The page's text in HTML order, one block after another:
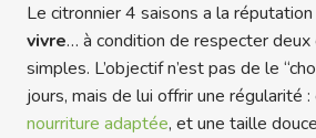
Le citronnier 4 saisons a la réputation
vivre… à condition de respecter
simples. L’objectif n’est pas de le
jours, mais de lui offrir une régularité :
nourriture adaptée, et une taille